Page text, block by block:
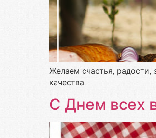
Желаем счастья,
качества.
С Днем всех